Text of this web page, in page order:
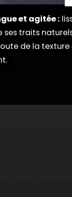
et agitée :
ses traits
de la texture
et agitée :
ses traits
de la texture